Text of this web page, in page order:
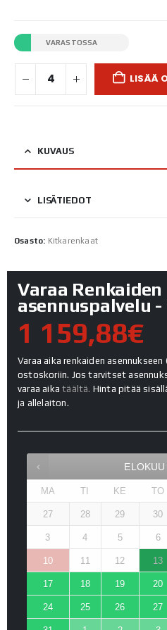
VARASTOSSA
LISÄÄ
KUVAUS
LISÄTIEDOT
Osasto: Kitkarenkaat
Varaa Renkaiden
asennuspalvelu -
1 159,88€
Varaa aika renkaiden asennukseen
ostoskoriin. Jos tarvitset
varaa aikatäältä. Hinta pitää
ja allelaiton.
ELOKUU
MA TI KE TO
27 28 29 30
3 4 5 6
10 11 12 13
17 18 19 20
24 25 26 27